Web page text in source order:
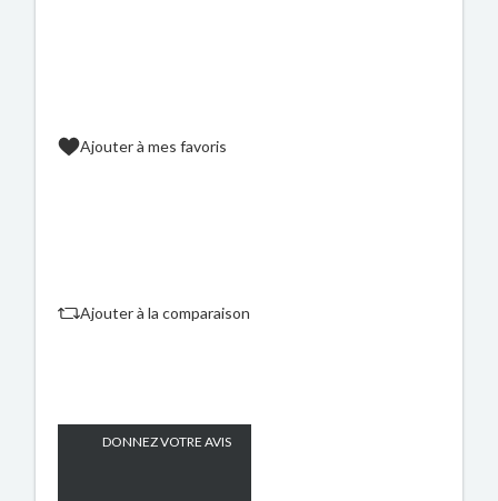
Ajouter à mes favoris
Ajouter à la comparaison
DONNEZ VOTRE AVIS